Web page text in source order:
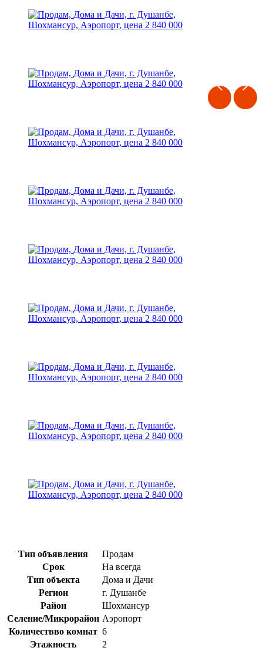
Тип объявления
Продам
Срок
На всегда
Тип объекта
Дома и Дачи
Регион
г. Душанбе
Район
Шохмансур
Селение/Микрорайон Аэропорт
Количествво комнат 6
Этажность
2